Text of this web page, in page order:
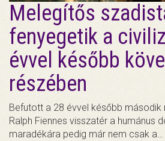
Melegítős
fenyegetik a
évvel később
részében
Befutott a 28 évvel később második
Ralph Fiennes visszatér a humánus
maradékára pedig már nem csak a…